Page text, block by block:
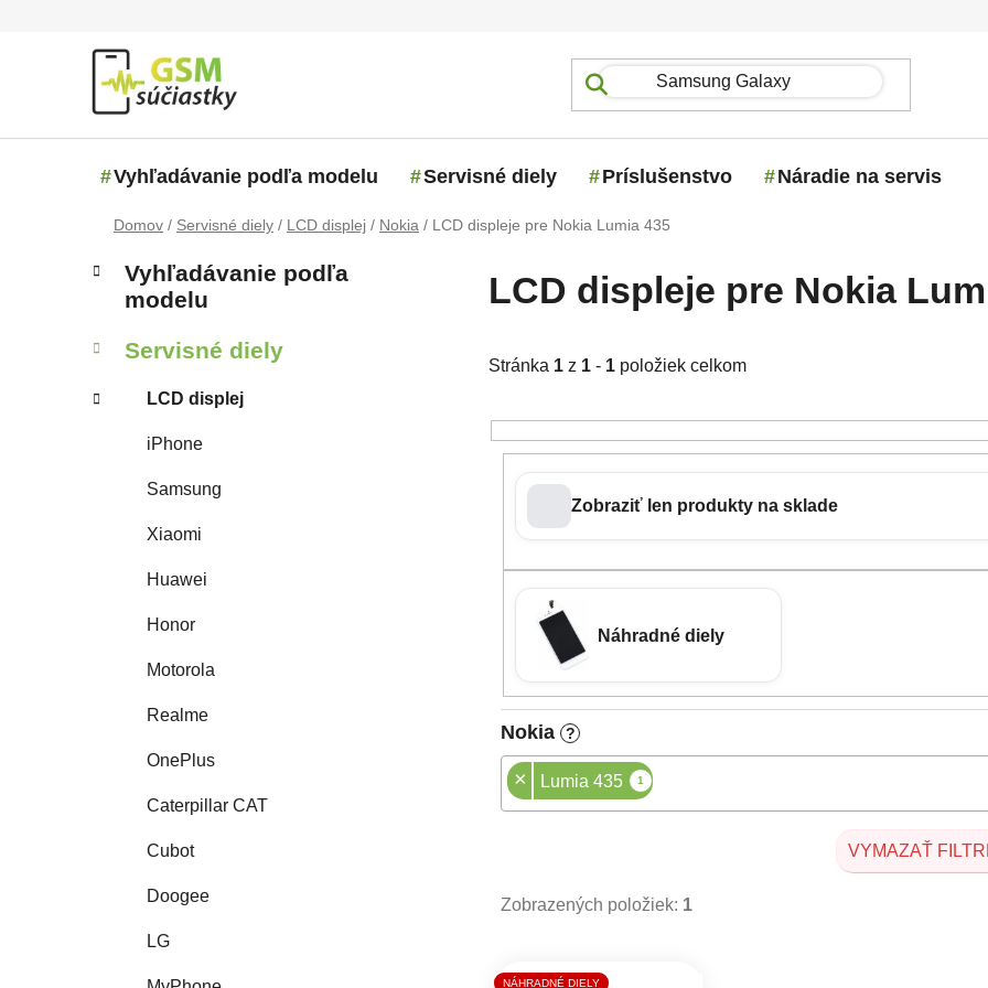
Vyhľadávanie podľa modelu Servisné diely Príslušenstvo Náradie na servis
Domov / Servisné diely / LCD displej / Nokia / LCD displeje pre Nokia Lumia 435
Bočný panel
Kategórie
Vyhľadávanie podľa
modelu
Servisné diely
LCD displej
iPhone
Samsung
Xiaomi
Huawei
Honor
Motorola
Realme
OnePlus
Caterpillar CAT
Cubot
Doogee
LG
LCD displeje pre Nokia
Stránka 1 z 1 - 1 položiek celkom
Zobraziť len produkty na sklade
Náhradné diely
Nokia ?
× Lumia 435 1
VYMAZAŤ
Zobrazených položiek: 1
Výpis produktov
NÁHRADNÉ DIELY